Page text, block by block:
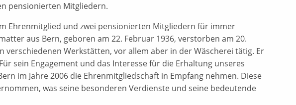
pensionierten Mitgliedern.
Ehrenmitglied und zwei pensionierten Mitgliedern für immer
aus Bern, geboren am 22. Februar 1936, verstorben am 20.
verschiedenen Werkstätten, vor allem aber in der Wäscherei tätig. Er
sein Engagement und das Interesse für die Erhaltung unseres
im Jahre 2006 die Ehrenmitgliedschaft in Empfang nehmen. Diese
was seine besonderen Verdienste und seine bedeutende